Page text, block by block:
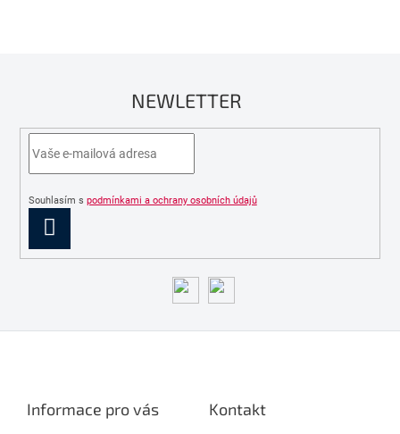
NEWLETTER
Souhlasím s podmínkami a ochrany osobních údajů
SE
Informace pro vás Kontakt